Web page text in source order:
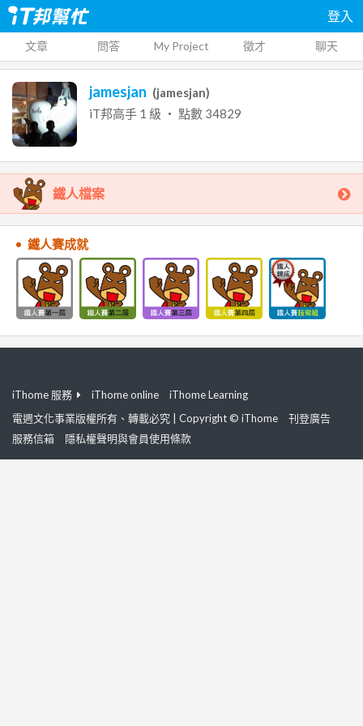
登入
文章 問答 My Project 徵才 聊天
jamesjan (jamesjan)
iT邦高手 1 級 ‧ 點數 34829
鐵人檔案
鐵人賽成就
iThome 服務 iThome online
iThome Learning
電週文化事業版權所有、轉載必究 | Copyright © iThome
刊登廣告
服務信箱
隱私權聲明與會員使用條款